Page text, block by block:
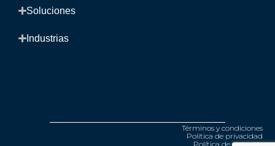
Soluciones​
Industrias​
Términos y condiciones
Política de privacidad
Política de garantía